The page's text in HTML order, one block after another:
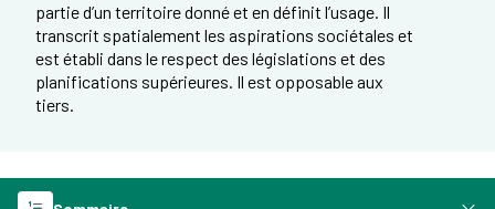
partie d’un territoire donné et en définit l’usage. Il
transcrit spatialement les aspirations sociétales et
est établi dans le respect des législations et des
planifications supérieures. Il est opposable aux
tiers.